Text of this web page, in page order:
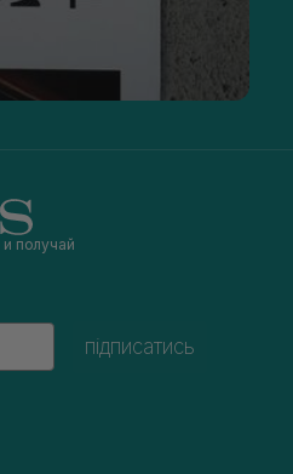
и получай
підписатись